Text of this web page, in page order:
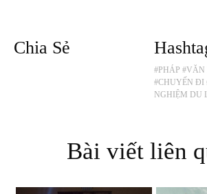
Chia Sẻ
#PHÁP #VĂN
#CHUYẾN ĐI
NGHIỆM DU
Bài viết liên